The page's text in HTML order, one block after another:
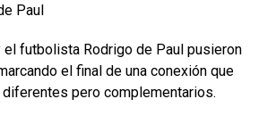
Paul
el futbolista Rodrigo de Paul pusieron
el final de una conexión que
pero complementarios.